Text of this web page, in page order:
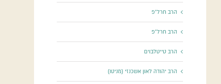
הרב חרל"פ
הרב חרל"פ
הרב טייטלבוים
הרב יהודה לאון אשכנזי (מניטו)